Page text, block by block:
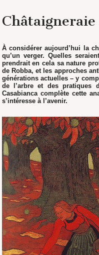
À considérer aujourd’hui la
qu’un verger. Quelles
prendrait en cela sa nature
de Robba, et les approches
générations actuelles – y
de l’arbre et des pratiques
Casabianca complète cette
s’intéresse à l’avenir.